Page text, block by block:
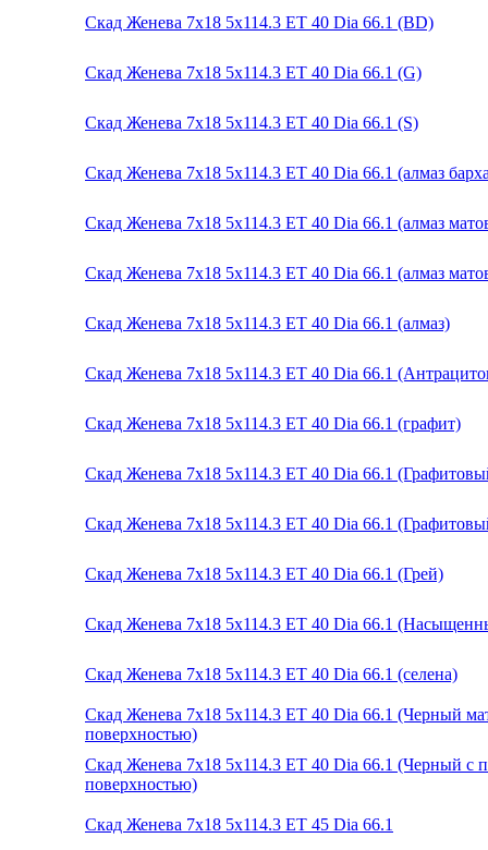
Скад Женева 7x18 5x114.3 ET 40 Dia 66.1 (BD)
Скад Женева 7x18 5x114.3 ET 40 Dia 66.1 (G)
Скад Женева 7x18 5x114.3 ET 40 Dia 66.1 (S)
Скад Женева 7x18 5x114.3 ET 40 Dia 66.1 (алмаз
Скад Женева 7x18 5x114.3 ET 40 Dia 66.1 (алмаз
Скад Женева 7x18 5x114.3 ET 40 Dia 66.1 (алмаз
Скад Женева 7x18 5x114.3 ET 40 Dia 66.1 (алмаз)
Скад Женева 7x18 5x114.3 ET 40 Dia 66.1
Скад Женева 7x18 5x114.3 ET 40 Dia 66.1 (графит)
Скад Женева 7x18 5x114.3 ET 40 Dia 66.1
Скад Женева 7x18 5x114.3 ET 40 Dia 66.1
Скад Женева 7x18 5x114.3 ET 40 Dia 66.1 (Грей)
Скад Женева 7x18 5x114.3 ET 40 Dia 66.1
Скад Женева 7x18 5x114.3 ET 40 Dia 66.1 (селена)
Скад Женева 7x18 5x114.3 ET 40 Dia 66.1 (Черный
поверхностью)
Скад Женева 7x18 5x114.3 ET 40 Dia 66.1 (Черный с
поверхностью)
Скад Женева 7x18 5x114.3 ET 45 Dia 66.1